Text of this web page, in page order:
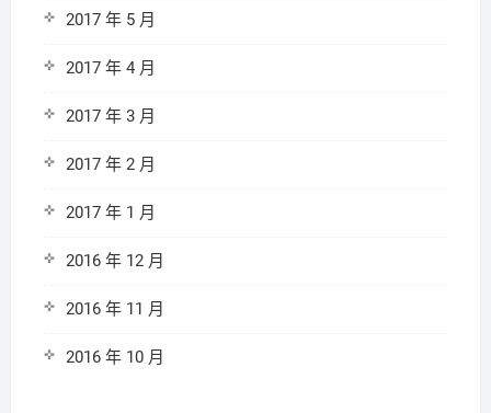
2017 年 5 月
2017 年 4 月
2017 年 3 月
2017 年 2 月
2017 年 1 月
2016 年 12 月
2016 年 11 月
2016 年 10 月